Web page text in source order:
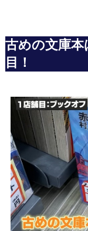
古めの文庫
目！